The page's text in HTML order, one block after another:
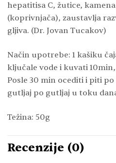
hepatitisa C, žutice,
(koprivnjača), zaustavlja
gljiva. (Dr. Jovan Tucakov)
Način upotrebe: 1 kašiku
ključale vode i kuvati
Posle 30 min ocediti i piti
gutljaj po gutljaj u toku
Težina: 50g
Recenzije (0)